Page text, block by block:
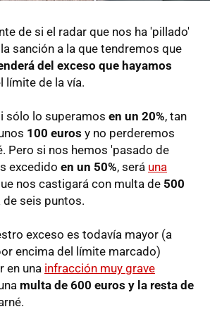
de si el radar que nos ha 'pillado'
sanción a la que tendremos que
del exceso que hayamos
límite de la vía.
sólo lo superamos en un 20%, tan
100 euros y no perderemos
Pero si nos hemos 'pasado de
excedido en un 50%, será una
nos castigará con multa de 500
de seis puntos.
exceso es todavía mayor (a
encima del límite marcado)
en una infracción muy grave
multa de 600 euros y la resta de